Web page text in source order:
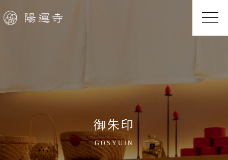
御朱印
GOSYUIN